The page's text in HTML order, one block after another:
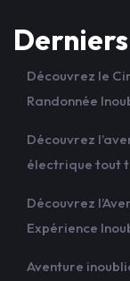
Découvrez le
Randonnée
Découvrez
électrique tout
Découvrez
Expérience
Aventure